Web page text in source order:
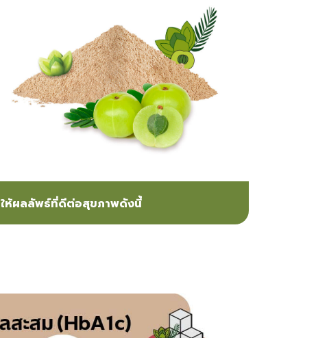
ให้ผลลัพธ์ที่ดีต่อสุขภาพดังนี้